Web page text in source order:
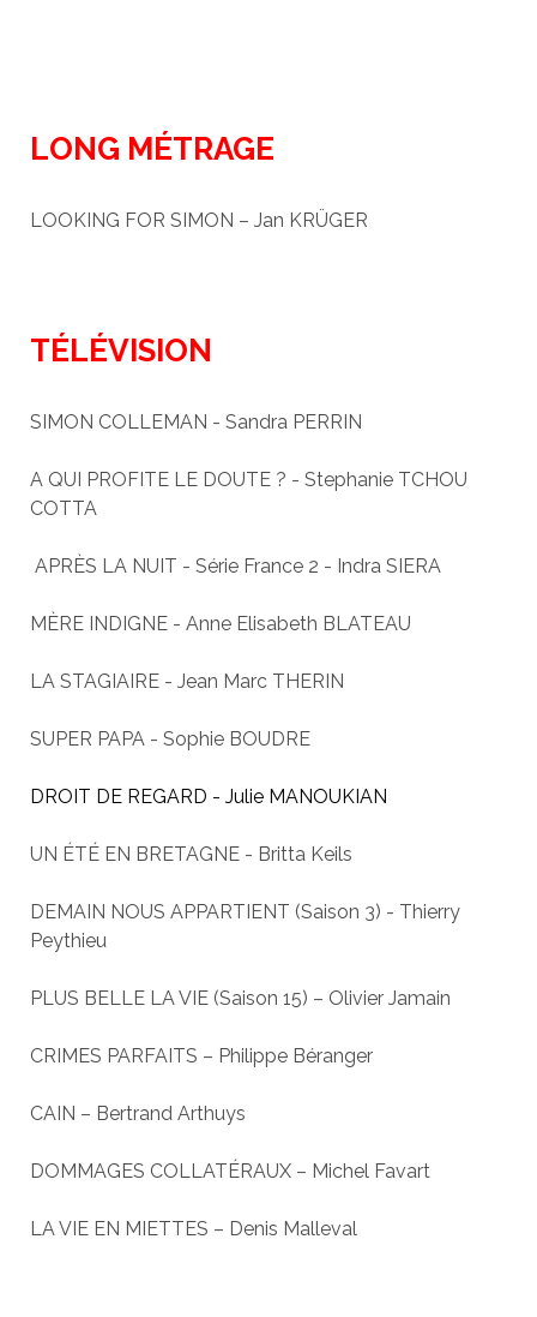
LONG MÉTRAGE
LOOKING FOR SIMON – Jan KRÜGER
TÉLÉVISION
SIMON COLLEMAN - Sandra PERRIN
A QUI PROFITE LE DOUTE ? - Stephanie TCHOU
COTTA
APRÈS LA NUIT - Série France 2 - Indra SIERA
MÈRE INDIGNE - Anne Elisabeth BLATEAU
LA STAGIAIRE - Jean Marc THERIN
SUPER PAPA - Sophie BOUDRE
DROIT DE REGARD - Julie MANOUKIAN
UN ÉTÉ EN BRETAGNE - Britta Keils
DEMAIN NOUS APPARTIENT (Saison 3) - Thierry
Peythieu
PLUS BELLE LA VIE (Saison 15) – Olivier Jamain
CRIMES PARFAITS – Philippe Béranger
CAIN – Bertrand Arthuys
DOMMAGES COLLATÉRAUX – Michel Favart
LA VIE EN MIETTES – Denis Malleval